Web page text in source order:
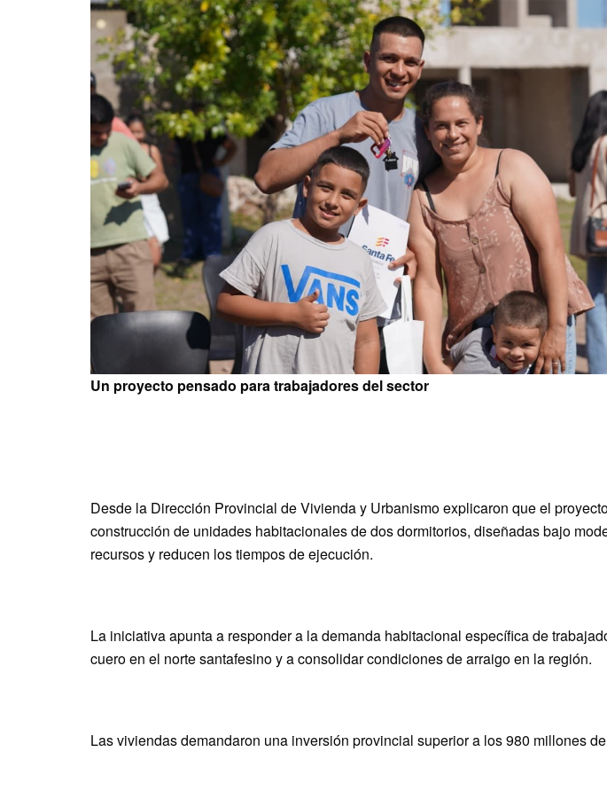
Un proyecto pensado para trabajadores del sector
Desde la Dirección Provincial de Vivienda y Urbanismo explicaron que el
construcción de unidades habitacionales de dos dormitorios, diseñadas bajo
recursos y reducen los tiempos de ejecución.
La iniciativa apunta a responder a la demanda habitacional específica de
cuero en el norte santafesino y a consolidar condiciones de arraigo en la región.
Las viviendas demandaron una inversión provincial superior a los 980 millones